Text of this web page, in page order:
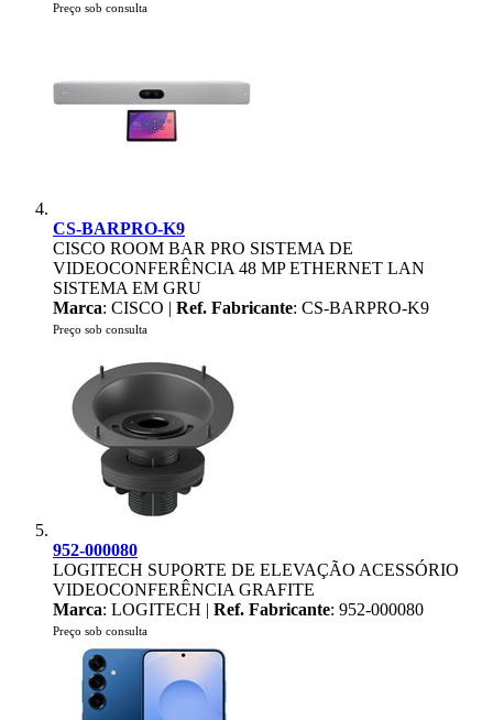
Preço sob consulta
CS-BARPRO-K9
CISCO ROOM BAR PRO SISTEMA DE
VIDEOCONFERÊNCIA 48 MP ETHERNET LAN
SISTEMA EM GRU
Marca: CISCO | Ref. Fabricante: CS-BARPRO-K9
Preço sob consulta
952-000080
LOGITECH SUPORTE DE ELEVAÇÃO ACESSÓRIO
VIDEOCONFERÊNCIA GRAFITE
Marca: LOGITECH | Ref. Fabricante: 952-000080
Preço sob consulta